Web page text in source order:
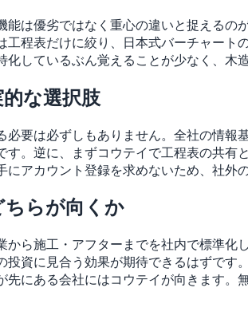
能は優劣ではなく重心の違いと捉える
工程表だけに絞り、日本式バーチャー
化しているぶん覚えることが少なく、木
な選択肢
必要は必ずしもありません。全社の情
す。逆に、まずコウテイで工程表の共
にアカウント登録を求めないため、社外
ちらが向くか
から施工・アフターまでを社内で標準
投資に見合う効果が期待できるはずで
先にある会社にはコウテイが向きます。